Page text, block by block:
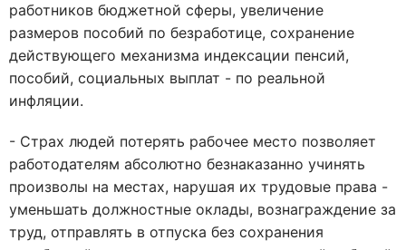
работников бюджетной сферы, увеличение
размеров пособий по безработице, сохранение
действующего механизма индексации пенсий,
пособий, социальных выплат - по реальной
инфляции.
- Страх людей потерять рабочее место позволяет
работодателям абсолютно безнаказанно учинять
произволы на местах, нарушая их трудовые права -
уменьшать должностные оклады, вознаграждение за
труд, отправлять в отпуска без сохранения